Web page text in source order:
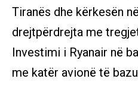
Tiranës dhe kërkesën
drejtpërdrejta me
Investimi i Ryanair në
me katër avionë të